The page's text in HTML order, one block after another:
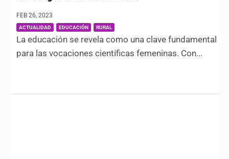
FEB 26, 2023
ACTUALIDAD EDUCACIÓN RURAL
La educación se revela como una clave fundamental
para las vocaciones científicas femeninas. Con...